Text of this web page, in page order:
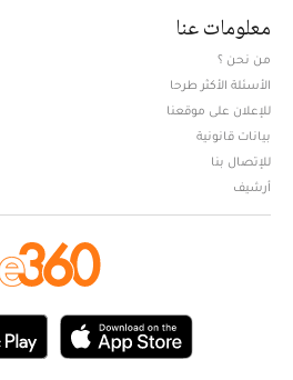
معلومات عنا
من نحن ؟
الأسئلة الأكثر طرحا
للإعلان على موقعنا
بيانات قانونية
للإتصال بنا
أرشيف